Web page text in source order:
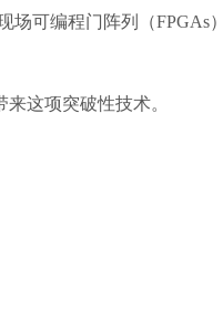
场可编程门阵列（FPGAs
这项突破性技术。